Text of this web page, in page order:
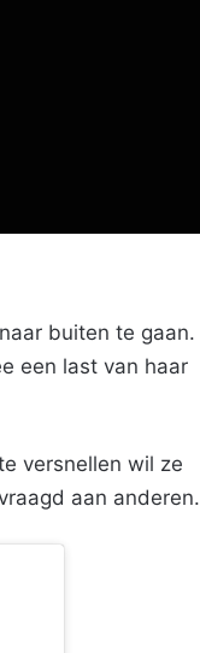
buiten te gaan.
een last van haar
versnellen wil ze
aan anderen.